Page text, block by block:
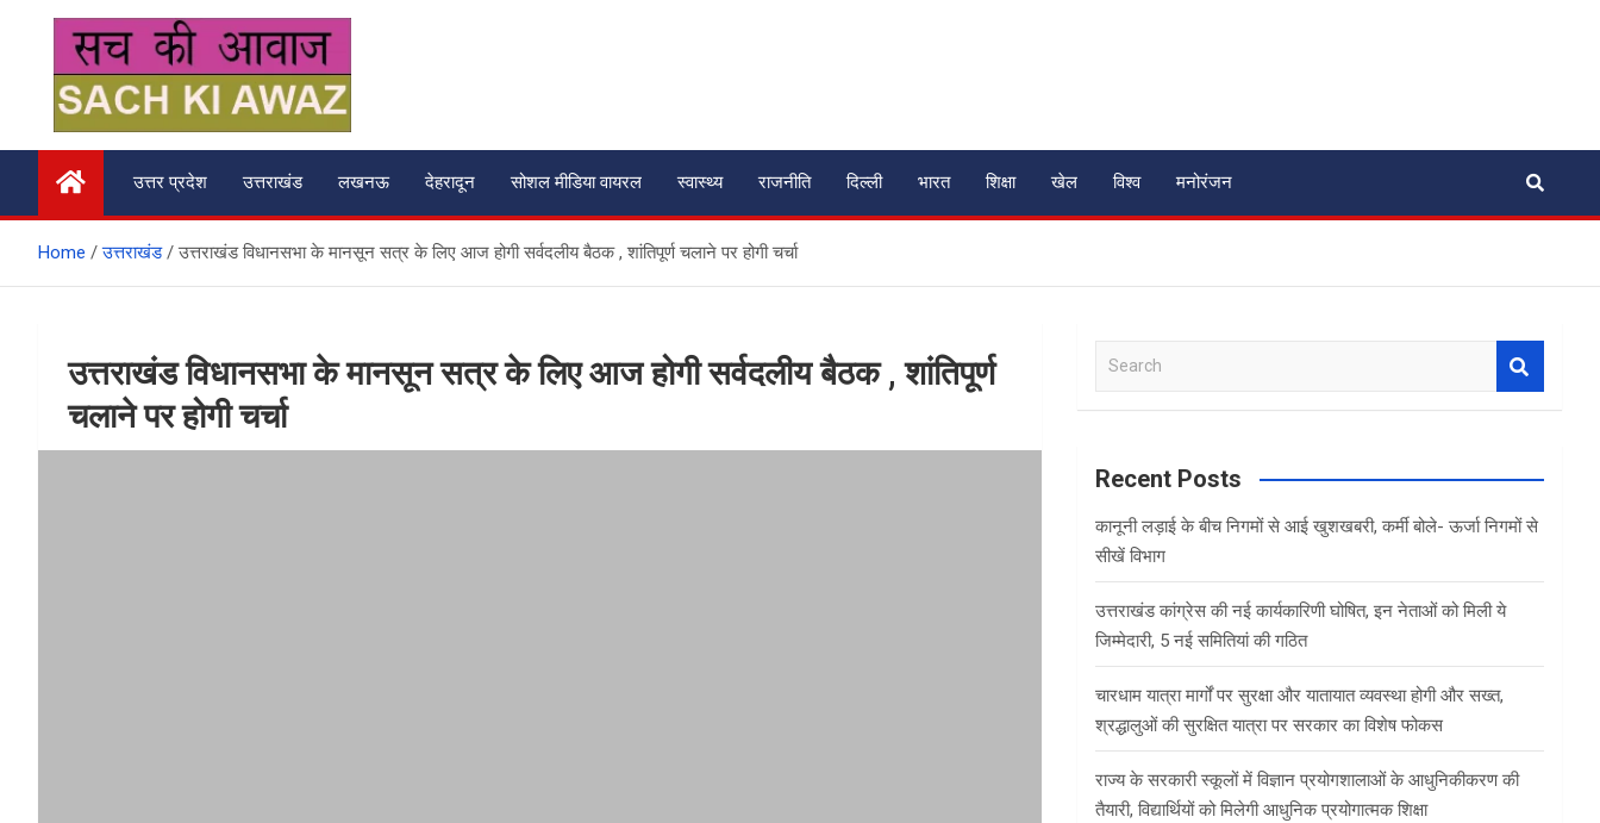
content
सच की आवाज
उत्तर प्रदेश उत्तराखंड लखनऊ देहरादून सोशल मीडिया वायरल स्वास्थ्य राजनीति दिल्ली भारत शिक्षा खेल विश्व मनोरंजन
Home उत्तराखंड उत्तराखंड विधानसभा के मानसून सत्र के लिए आज होगी सर्वदलीय बैठक , शांतिपूर्ण चलाने पर होगी चर्चा
उत्तराखंड विधानसभा के मानसून सत्र के लिए आज होगी सर्वदलीय बैठक , शांतिपूर्ण
चलाने पर होगी चर्चा
a
c
Recent Posts
कानूनी लड़ाई के बीच निगमों से आई खुशखबरी, कर्मी बोले- ऊर्जा निगमों से
सीखें विभाग
उत्तराखंड कांग्रेस की नई कार्यकारिणी घोषित, इन नेताओं को मिली ये
जिम्मेदारी, 5 नई समितियां की गठित
चारधाम यात्रा मार्गों पर सुरक्षा और यातायात व्यवस्था होगी और सख्त,
श्रद्धालुओं की सुरक्षित यात्रा पर सरकार का विशेष फोकस
राज्य के सरकारी स्कूलों में विज्ञान प्रयोगशालाओं के आधुनिकीकरण की
तैयारी, विद्यार्थियों को मिलेगी आधुनिक प्रयोगात्मक शिक्षा